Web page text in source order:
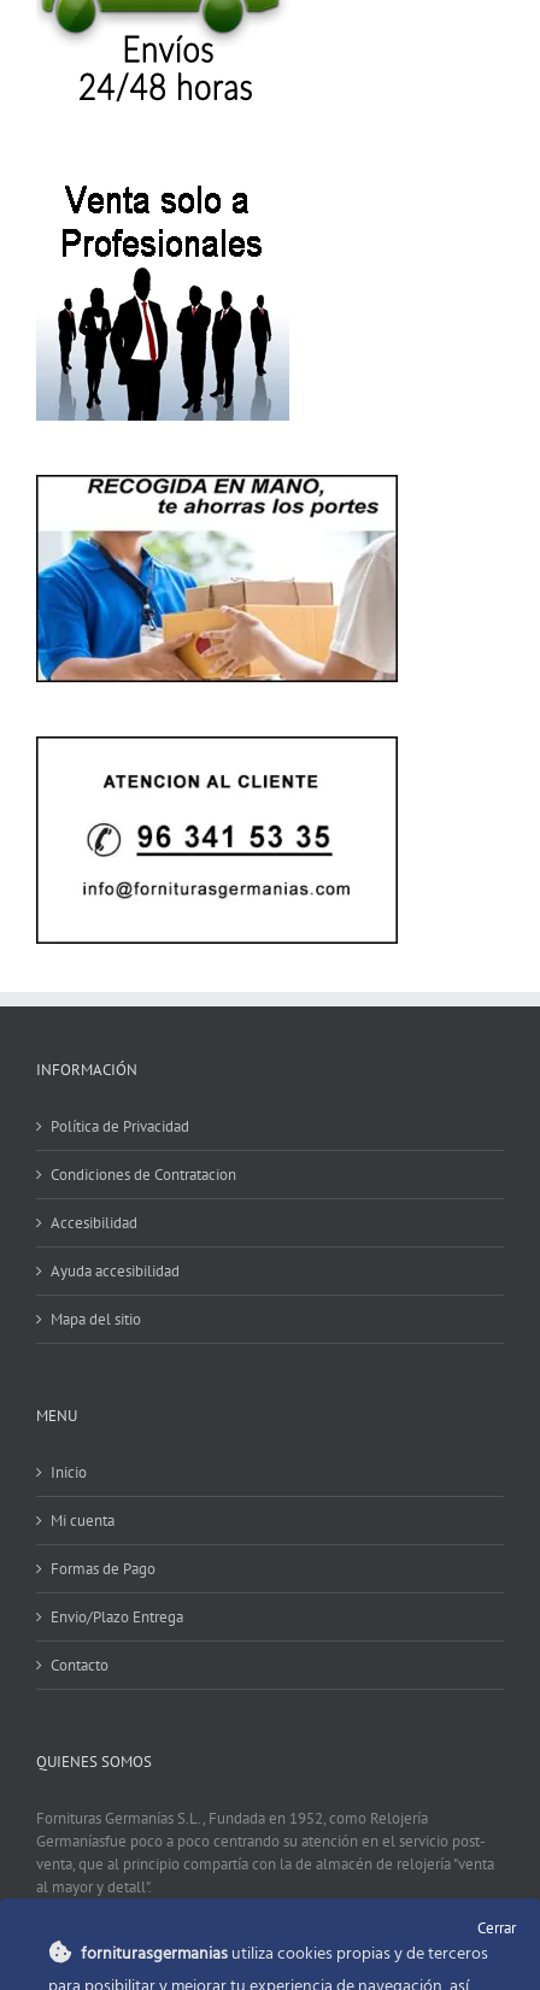
INFORMACIÓN
Política de Privacidad
Condiciones de Contratacion
Accesibilidad
Ayuda accesibilidad
Mapa del sitio
MENU
Inicio
Mi cuenta
Formas de Pago
Envio/Plazo Entrega
Contacto
QUIENES SOMOS
Fornituras Germanías S.L., Fundada en 1952, como Relojería
Germaníasfue poco a poco centrando su atención en el servicio post-
venta, que al principio compartía con la de almacén de relojería "venta
al mayor y detall".
CONTACTO
Cerrar
forniturasgermaniasutiliza cookies propias y de terceros